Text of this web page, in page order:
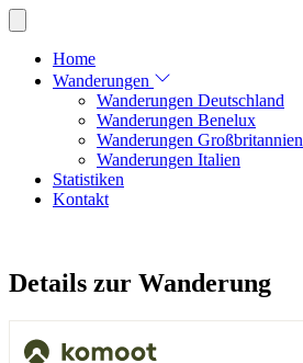
Home
Wanderungen
Wanderungen Deutschland
Wanderungen Benelux
Wanderungen Großbritannien
Wanderungen Italien
Statistiken
Kontakt
Details zur Wanderung